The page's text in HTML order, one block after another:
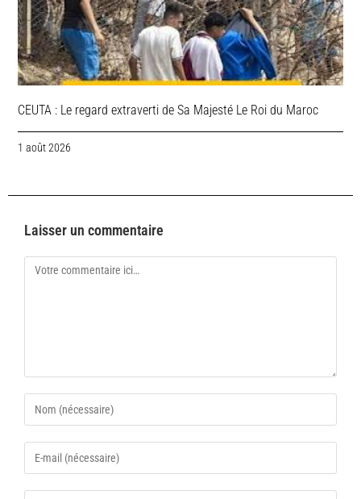
CEUTA : Le regard extraverti de Sa Majesté Le Roi du Maroc
1 août 2026
Laisser un commentaire